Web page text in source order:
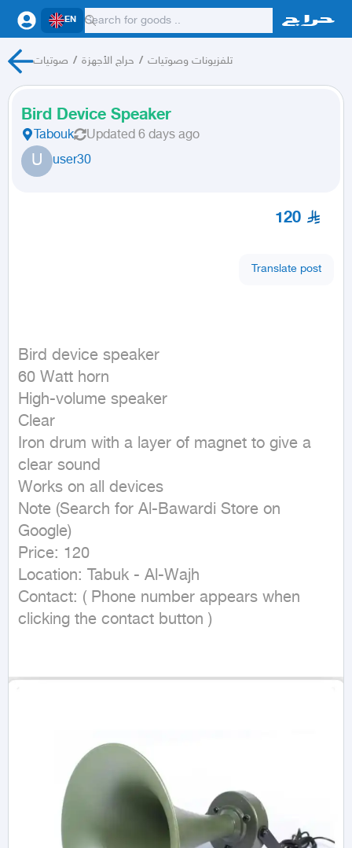
EN
صوتيات / حراج الأجهزة / تلفزيونات وصوتيات
Bird Device Speaker
Tabouk Updated 6 days ago
U user30
120
Translate post
Bird device speaker
60 Watt horn
High-volume speaker
Clear
Iron drum with a layer of magnet to give a
clear sound
Works on all devices
Note (Search for Al-Bawardi Store on
Google)
Price: 120
Location: Tabuk - Al-Wajh
Contact: ( Phone number appears when
clicking the contact button )